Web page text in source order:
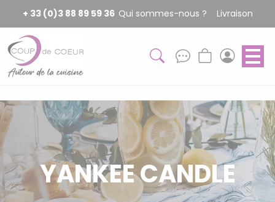
+ 33 (0)3 88 89 59 36 Qui sommes-nous ? Livraison
YANKEE CANDLE
Panneau de gestion des cookies